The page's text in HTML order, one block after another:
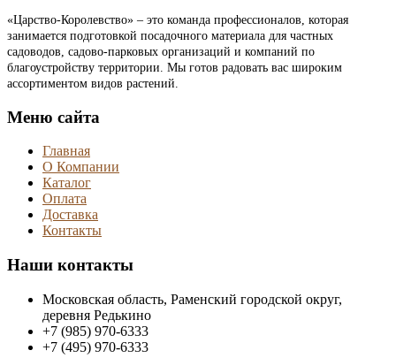
«Царство-Королевство» – это команда профессионалов, которая
занимается подготовкой посадочного материала для частных
садоводов, садово-парковых организаций и компаний по
благоустройству территории. Мы готов радовать вас широким
ассортиментом видов растений.
Меню сайта
Главная
О Компании
Каталог
Оплата
Доставка
Контакты
Наши контакты
Московская область, Раменский городской округ,
деревня Редькино
+7 (985) 970-6333
+7 (495) 970-6333